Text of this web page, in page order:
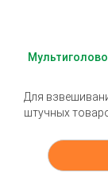
Для
штучных